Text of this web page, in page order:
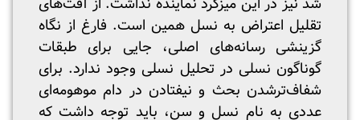
تقلیل اعتراض به نسل همین است. فارغ از نگاه
گزینشی رسانه‌های اصلی، جایی برای طبقات
گوناگون نسلی در تحلیل نسلی وجود ندارد. برای
شفاف‌ترشدن بحث و نیفتادن در دام موهومه‌ای
عددی به نام نسل و سن، باید توجه داشت که